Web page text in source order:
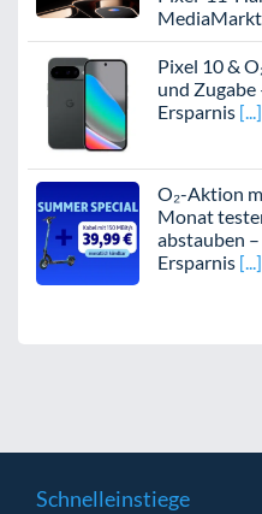
Pixel 10 &
und Zugabe
Ersparnis
O₂-Aktion
Monat
abstauben
Ersparnis
Schnelleinstiege